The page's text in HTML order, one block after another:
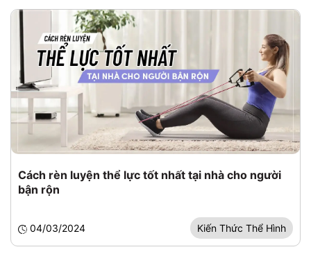
Cách rèn luyện thể lực tốt nhất tại nhà cho người
bận rộn
04/03/2024 Kiến Thức Thể Hình